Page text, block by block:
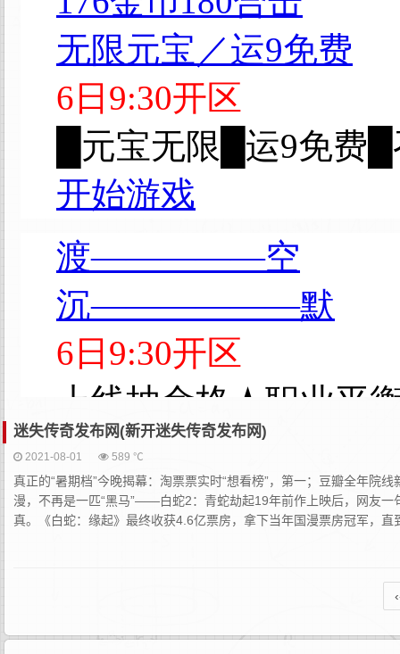
迷失传奇发布网(新开迷失传奇发布网)
2021-08-01 589 ℃
真正的“暑期档”今晚揭幕：淘票票实时“想看榜”，第一；豆瓣全年院
漫，不再是一匹“黑马”——白蛇2：青蛇劫起19年前作上映后，网友一
真。《白蛇：缘起》最终收获4.6亿票房，拿下当年国漫票房冠军，直